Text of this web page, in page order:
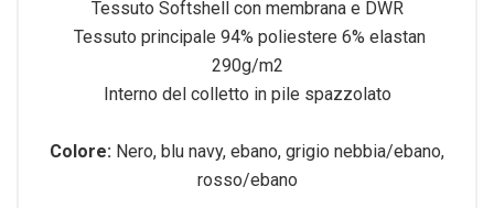
Tessuto Softshell con membrana e DWR
Tessuto principale 94% poliestere 6% elastan
290g/m2
Interno del colletto in pile spazzolato
Colore: Nero, blu navy, ebano, grigio nebbia/ebano,
rosso/ebano